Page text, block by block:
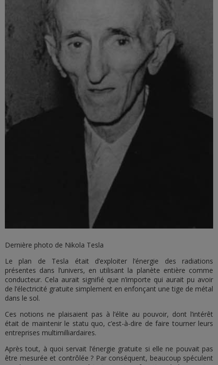
Dernière photo de Nikola Tesla
Le plan de Tesla était d’exploiter l’énergie des radiations
présentes dans l’univers, en utilisant la planète entière comme
conducteur. Cela aurait signifié que n’importe qui aurait pu avoir
de l’électricité gratuite simplement en enfonçant une tige de métal
dans le sol.
Ces notions ne plaisaient pas à l’élite au pouvoir, dont l’intérêt
était de maintenir le statu quo, c’est-à-dire de faire tourner leurs
entreprises multimilliardaires.
Après tout, à quoi servait l’énergie gratuite si elle ne pouvait pas
être mesurée et contrôlée ? Par conséquent, beaucoup spéculent